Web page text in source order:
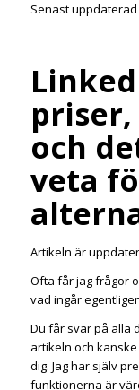
Senast uppdaterad
och
veta
Artikeln är
Ofta får jag frågor
vad ingår
Du får svar på alla
artikeln och
dig. Jag har själv
funktionerna är